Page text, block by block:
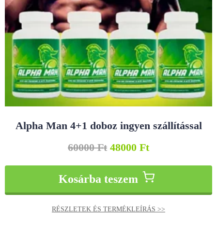
Alpha Man 4+1 doboz ingyen szállítással
60000Ft 48000 Ft
Kosárba teszem
RÉSZLETEK ÉS TERMÉKLEÍRÁS >>